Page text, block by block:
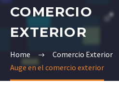
COMERCIO
EXTERIOR
Home
Comercio Exterior
Auge en el comercio exterior